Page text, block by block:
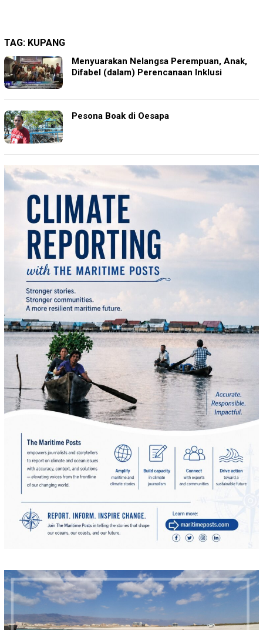
TAG: KUPANG
Menyuarakan Nelangsa Perempuan, Anak,
Difabel (dalam) Perencanaan Inklusi
Pesona Boak di Oesapa